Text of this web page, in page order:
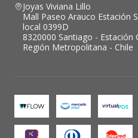
Joyas Viviana Lillo
Mall Paseo Arauco Estación
local 0399D
8320000 Santiago - Estación
Región Metropolitana - Chile